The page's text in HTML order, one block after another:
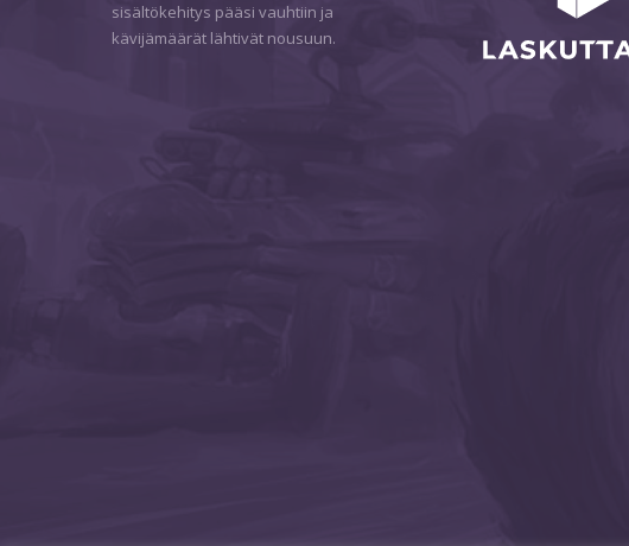
sisältökehitys pääsi vauhtiin ja
kävijämäärät lähtivät nousuun.